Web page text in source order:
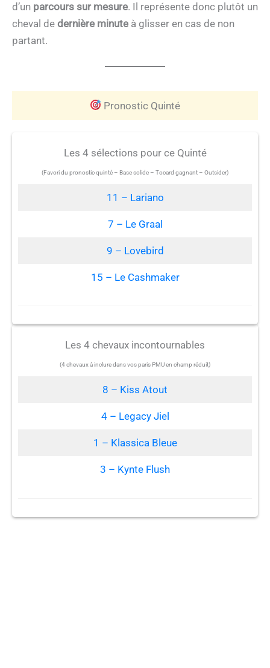
d’un parcours sur mesure. Il représente donc plutôt un
cheval de dernière minute à glisser en cas de non
partant.
Pronostic Quinté
Les 4 sélections pour ce Quinté
(Favori du pronostic quinté – Base solide – Tocard gagnant – Outsider)
11 – Lariano
7 – Le Graal
9 – Lovebird
15 – Le Cashmaker
Les 4 chevaux incontournables
(4 chevaux à inclure dans vos paris PMU en champ réduit)
8 – Kiss Atout
4 – Legacy Jiel
1 – Klassica Bleue
3 – Kynte Flush